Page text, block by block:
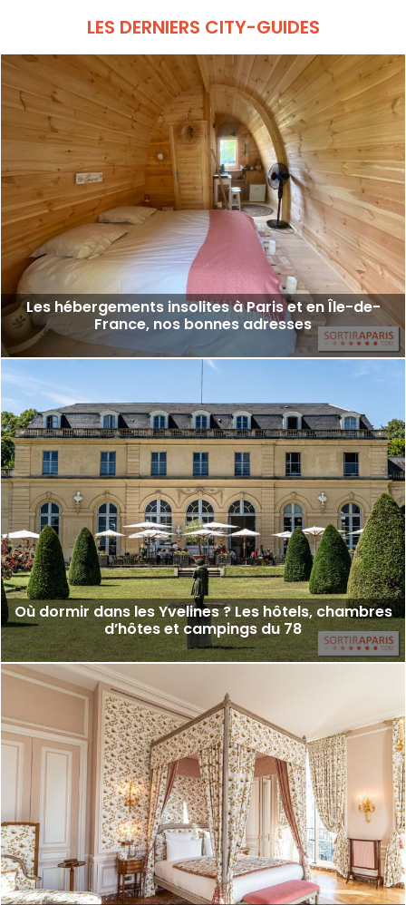
LES DERNIERS CITY-GUIDES
Les hébergements insolites à Paris et en Île-de-
France, nos bonnes adresses
Où dormir dans les Yvelines ? Les hôtels, chambres
d’hôtes et campings du 78